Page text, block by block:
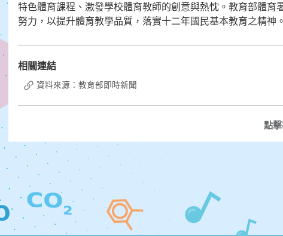
特色體育課程、激發學校體育教師的創意與熱忱。教育部體
努力，以提升體育教學品質，落實十二年國民基本教育之精神。
相關連結
資料來源：教育部即時新聞
點擊